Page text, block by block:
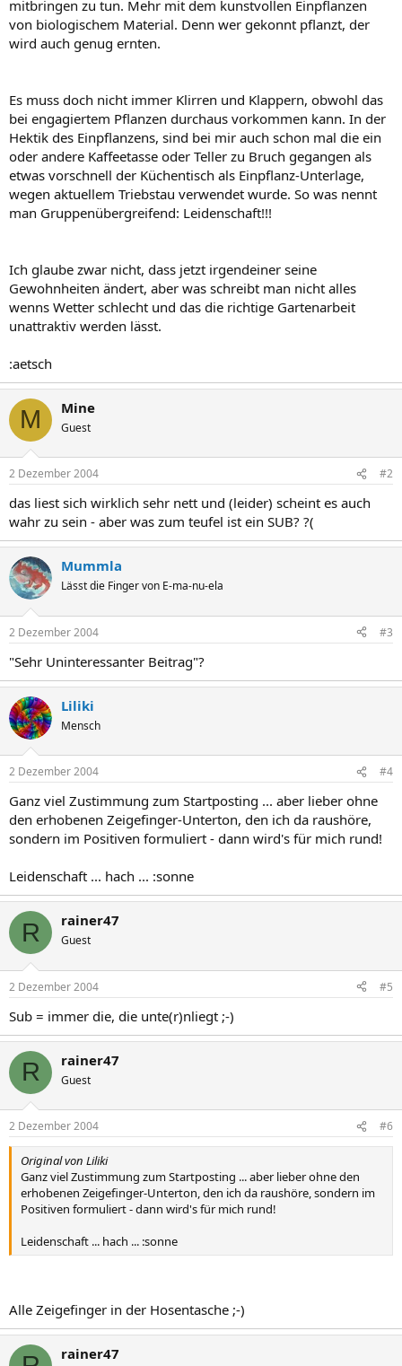
mitbringen zu tun. Mehr mit dem kunstvollen Einpflanzen
von biologischem Material. Denn wer gekonnt pflanzt, der
wird auch genug ernten.
Es muss doch nicht immer Klirren und Klappern, obwohl das
bei engagiertem Pflanzen durchaus vorkommen kann. In der
Hektik des Einpflanzens, sind bei mir auch schon mal die ein
oder andere Kaffeetasse oder Teller zu Bruch gegangen als
etwas vorschnell der Küchentisch als Einpflanz-Unterlage,
wegen aktuellem Triebstau verwendet wurde. So was nennt
man Gruppenübergreifend: Leidenschaft!!!
Ich glaube zwar nicht, dass jetzt irgendeiner seine
Gewohnheiten ändert, aber was schreibt man nicht alles
wenns Wetter schlecht und das die richtige Gartenarbeit
unattraktiv werden lässt.
:aetsch
M Mine
Guest
2 Dezember 2004 #2
das liest sich wirklich sehr nett und (leider) scheint es auch
wahr zu sein - aber was zum teufel ist ein SUB? ?(
Mummla
Lässt die Finger von E-ma-nu-ela
2 Dezember 2004 #3
"Sehr Uninteressanter Beitrag"?
Liliki
Mensch
2 Dezember 2004 #4
Ganz viel Zustimmung zum Startposting ... aber lieber ohne
den erhobenen Zeigefinger-Unterton, den ich da raushöre,
sondern im Positiven formuliert - dann wird's für mich rund!
Leidenschaft ... hach ... :sonne
R rainer47
Guest
2 Dezember 2004 #5
Sub = immer die, die unte(r)nliegt ;-)
R rainer47
Guest
2 Dezember 2004 #6
Original von Liliki
Ganz viel Zustimmung zum Startposting ... aber lieber ohne den
erhobenen Zeigefinger-Unterton, den ich da raushöre, sondern im
Positiven formuliert - dann wird's für mich rund!
Leidenschaft ... hach ... :sonne
Alle Zeigefinger in der Hosentasche ;-)
rainer47